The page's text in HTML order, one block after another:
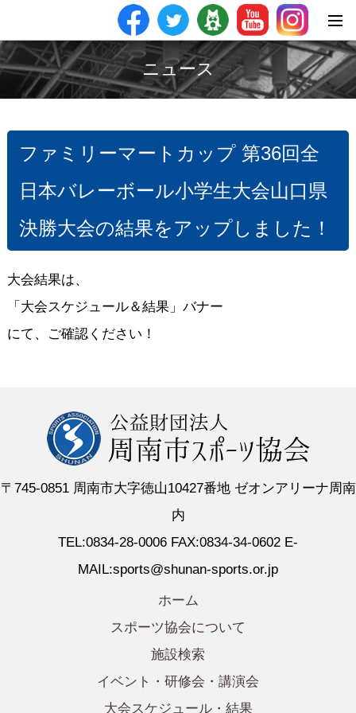
ニュース
ファミリーマートカップ 第36回全
日本バレーボール小学生大会山口県
決勝大会の結果をアップしました！
大会結果は、
「大会スケジュール＆結果」バナー
にて、ご確認ください！
〒745-0851 周南市大字徳山10427番地 ゼオンアリーナ周南
内
TEL:0834-28-0006 FAX:0834-34-0602 E-
MAIL:sports@shunan-sports.or.jp
ホーム
スポーツ協会について
施設検索
イベント・研修会・講演会
大会スケジュール・結果